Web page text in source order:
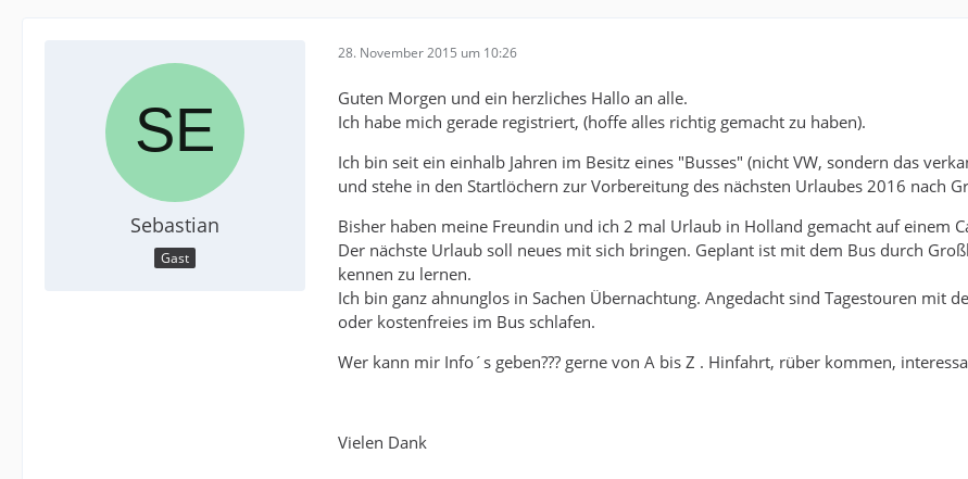
Sebastian
Gast
28. November 2015 um 10:26
Guten Morgen und ein herzliches Hallo an alle.
Ich habe mich gerade registriert, (hoffe alles richtig gemacht zu haben).
Ich bin seit ein einhalb Jahren im Besitz eines "Busses" (nicht VW, sondern das
und stehe in den Startlöchern zur Vorbereitung des nächsten Urlaubes 2016 nach
Bisher haben meine Freundin und ich 2 mal Urlaub in Holland gemacht auf einem
Der nächste Urlaub soll neues mit sich bringen. Geplant ist mit dem Bus durch
kennen zu lernen.
Ich bin ganz ahnunglos in Sachen Übernachtung. Angedacht sind Tagestouren mit
oder kostenfreies im Bus schlafen.
Wer kann mir Info´s geben??? gerne von A bis Z . Hinfahrt, rüber kommen,
Vielen Dank